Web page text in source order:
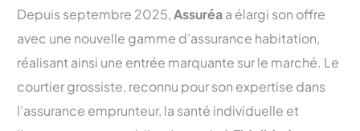
Depuis septembre 2025,Assuréaa élargi son offre
avec une nouvelle gamme d’assurance habitation,
réalisant ainsi une entrée marquante sur le marché. Le
courtier grossiste, reconnu pour son expertise dans
l’assurance emprunteur, la santé individuelle et